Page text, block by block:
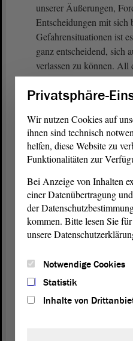
unserer Äußerungen,
Entscheidungen mit
Gefahrensituationen ist
ganz entscheidend, sich
verlassen zu können. All
und es bildet sich eine
Kolleg*innenkreis aus.
Ein gutes soziales Klima
ist zentral. Polizeiliche
jedoch dann als
polizeiliches
oder sogar fördern. Sie
problematisch, wenn die
Kolleg*innen die
Beamtin überwiegt und
thematisiert, aufgeklärt
Die Folge in diesen
rechtsstaatlich
Privatsphäre-
Wir nutzen Cookies auf
ihnen sind technisch
helfen, diese Website zu
Funktionalitäten zur
Bei Anzeige von Inhalten
einer Datenübertragung
der
kommen. Bitte lesen Sie
unsere
Notwendige Cookies
Statistik
Inhalte von